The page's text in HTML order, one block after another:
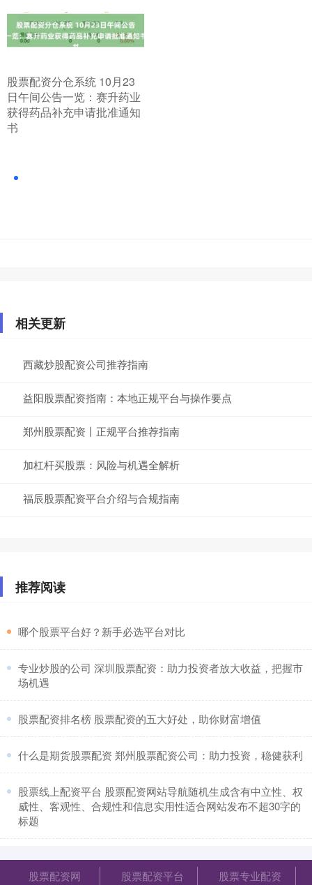
​股票配资分仓系统 10月23
日午间公告一览：赛升药业
获得药品补充申请批准通知
书
相关更新
西藏炒股配资公司推荐指南
益阳股票配资指南：本地正规平台与操作要点
郑州股票配资丨正规平台推荐指南
加杠杆买股票：风险与机遇全解析
福辰股票配资平台介绍与合规指南
推荐阅读
​哪个股票平台好？新手必选平台对比
​专业炒股的公司 深圳股票配资：助力投资者放大收益，把握市
场机遇
​股票配资排名榜 股票配资的五大好处，助你财富增值
​什么是期货股票配资 郑州股票配资公司：助力投资，稳健获利
​股票线上配资平台 股票配资网站导航随机生成含有中立性、权
威性、客观性、合规性和信息实用性适合网站发布不超30字的
标题
股票配资网 股票配资平台 股票专业配资